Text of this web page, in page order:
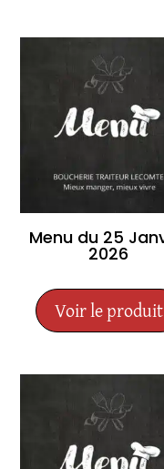
Menu du 25
2026
Voir le produit